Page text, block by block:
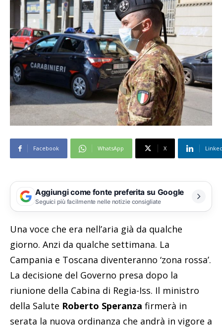
Facebook WhatsApp X
Aggiungi come fonte preferita su Google
Seguici più facilmente nelle notizie consigliate
Una voce che era nell’aria già da qualche
giorno. Anzi da qualche settimana. La
Campania e Toscana diventeranno ‘zona rossa’.
La decisione del Governo presa dopo la
riunione della Cabina di Regia-Iss. Il ministro
della Salute Roberto Speranza firmerà in
serata la nuova ordinanza che andrà in vigore a